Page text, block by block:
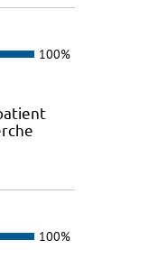
100%
100%